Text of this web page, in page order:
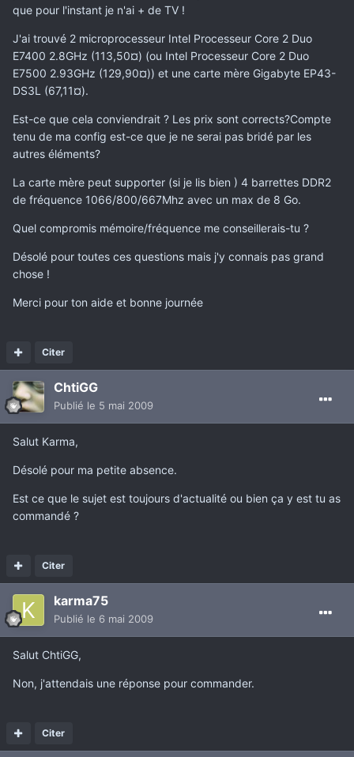
que pour l'instant je n'ai + de TV !
J'ai trouvé 2 microprocesseur Intel Processeur Core 2 Duo
E7400 2.8GHz (113,50¤) (ou Intel Processeur Core 2 Duo
E7500 2.93GHz (129,90¤)) et une carte mère Gigabyte EP43-
DS3L (67,11¤).
Est-ce que cela conviendrait ? Les prix sont corrects?Compte
tenu de ma config est-ce que je ne serai pas bridé par les
autres éléments?
La carte mère peut supporter (si je lis bien ) 4 barrettes DDR2
de fréquence 1066/800/667Mhz avec un max de 8 Go.
Quel compromis mémoire/fréquence me conseillerais-tu ?
Désolé pour toutes ces questions mais j'y connais pas grand
chose !
Merci pour ton aide et bonne journée
Citer
ChtiGG
Publié le 5 mai 2009
Salut Karma,
Désolé pour ma petite absence.
Est ce que le sujet est toujours d'actualité ou bien ça y est tu as
commandé ?
Citer
karma75
Publié le 6 mai 2009
Salut ChtiGG,
Non, j'attendais une réponse pour commander.
Citer